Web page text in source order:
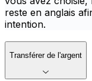
reste en anglais
intention.
Transférer de l'argent